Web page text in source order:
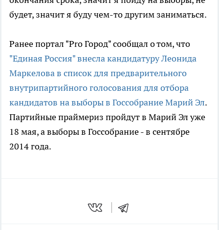
будет, значит я буду чем-то другим заниматься.
Ранее портал "Pro Город" сообщал о том, что
"Единая Россия" внесла кандидатуру Леонида
Маркелова в список для предварительного
внутрипартийного голосования для отбора
кандидатов на выборы в Госсобрание Марий Эл.
Партийные праймериз пройдут в Марий Эл уже
18 мая, а выборы в Госсобрание - в сентябре
2014 года.